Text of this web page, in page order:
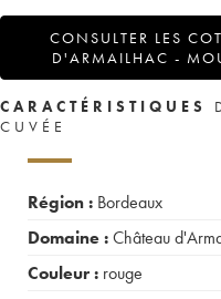
CONSULTER LES
D'ARMAILHAC -
CARACTÉRISTIQUES
CUVÉE
Région : Bordeaux
Domaine :Château
Couleur : rouge